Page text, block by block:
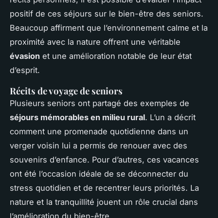
positif de ces séjours sur le bien-être des seniors.
Beaucoup affirment que l’environnement calme et la
proximité avec la nature offrent une véritable
évasion et une amélioration notable de leur état
d’esprit.
Récits de voyage de seniors
Plusieurs seniors ont partagé des exemples de
séjours mémorables en milieu rural. L’un a décrit
comment une promenade quotidienne dans un
verger voisin lui a permis de renouer avec des
souvenirs d’enfance. Pour d’autres, ces vacances
ont été l’occasion idéale de se déconnecter du
stress quotidien et de recentrer leurs priorités. La
nature et la tranquillité jouent un rôle crucial dans
l’amélioration du bien-être.